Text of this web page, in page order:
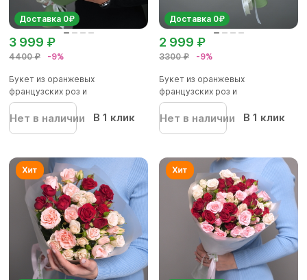
Доставка 0₽
4400 ₽ -9%
3 999 ₽
Букет из оранжевых
французских роз и
альстромерии - М в...
Нет в наличии В 1 клик
Доставка 0₽
3300 ₽ -9%
2 999 ₽
Букет из оранжевых
французских роз и
альстромерии - S в...
Нет в наличии В 1 клик